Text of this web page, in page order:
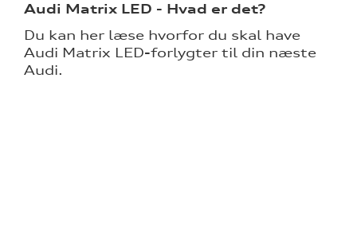
Audi Matrix LED - Hvad er det?
Du kan her læse hvorfor du skal have
Audi Matrix LED-forlygter til din næste
Audi.